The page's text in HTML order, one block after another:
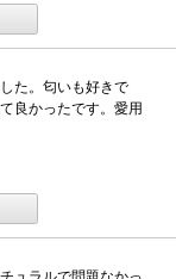
た。匂いも好きで
良かったです。愛用